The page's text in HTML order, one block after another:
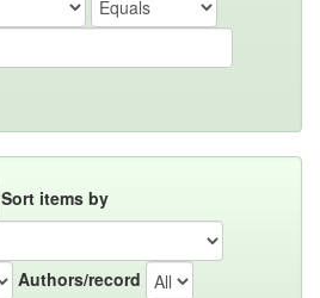
Sort items by
Authors/record